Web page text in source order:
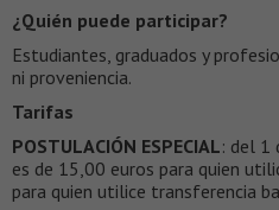
¿Quién puede participar?
Estudiantes, graduados y
ni proveniencia.
Tarifas
POSTULACIÓN ESPECIAL: del 1
es de 15,00 euros para quien
para quien utilice transferencia